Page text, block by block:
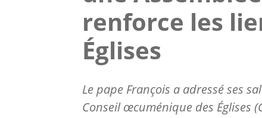
renforce les
Églises
Le pape François a adressé ses
Conseil œcuménique des Églises